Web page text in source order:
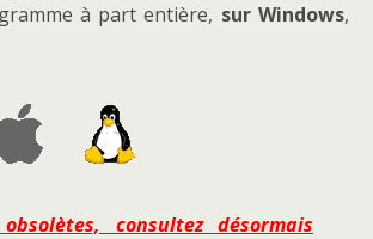
à part entière, sur Windows,
obsolètes, consultez désormais